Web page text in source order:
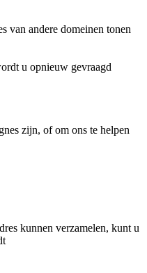
van andere domeinen tonen
u opnieuw gevraagd
zijn, of om ons te helpen
kunnen verzamelen, kunt u